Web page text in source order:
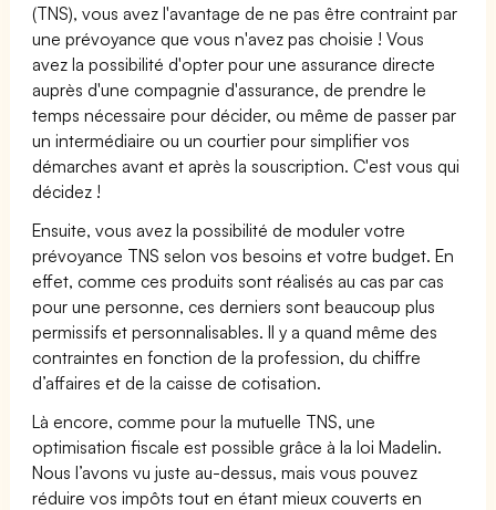
(TNS), vous avez l'avantage de ne pas être contraint par
une prévoyance que vous n'avez pas choisie ! Vous
avez la possibilité d'opter pour une assurance directe
auprès d'une compagnie d'assurance, de prendre le
temps nécessaire pour décider, ou même de passer par
un intermédiaire ou un courtier pour simplifier vos
démarches avant et après la souscription. C'est vous qui
décidez !
Ensuite, vous avez la possibilité de moduler votre
prévoyance TNS selon vos besoins et votre budget. En
effet, comme ces produits sont réalisés au cas par cas
pour une personne, ces derniers sont beaucoup plus
permissifs et personnalisables. Il y a quand même des
contraintes en fonction de la profession, du chiffre
d’affaires et de la caisse de cotisation.
Là encore, comme pour la mutuelle TNS, une
optimisation fiscale est possible grâce à la loi Madelin.
Nous l’avons vu juste au-dessus, mais vous pouvez
réduire vos impôts tout en étant mieux couverts en